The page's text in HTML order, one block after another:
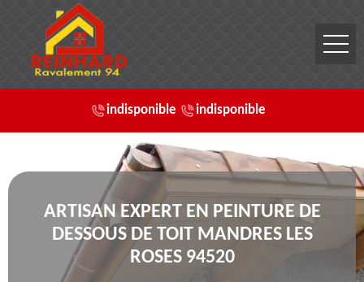
indisponible indisponible
ARTISAN EXPERT EN PEINTURE DE
DESSOUS DE TOIT MANDRES LES
ROSES 94520